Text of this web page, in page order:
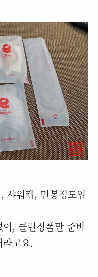
샤워캡, 면봉정도입
, 클린징폼만 준비
고요.